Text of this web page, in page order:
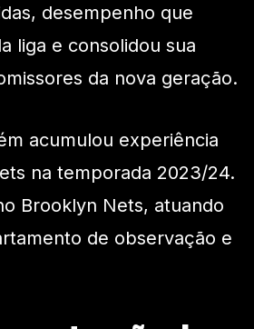
desempenho que
liga e consolidou sua
da nova geração.
acumulou experiência
na temporada 2023/24.
Brooklyn Nets, atuando
de observação e